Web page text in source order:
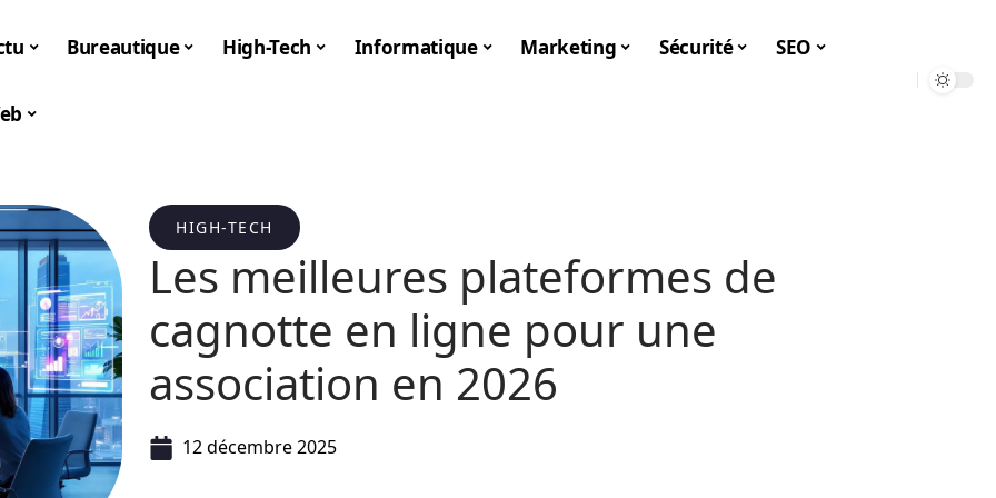
Bureautique High-Tech Informatique Marketing Sécurité SEO
HIGH-TECH
Les meilleures plateformes de
cagnotte en ligne pour une
association en 2026
12 décembre 2025